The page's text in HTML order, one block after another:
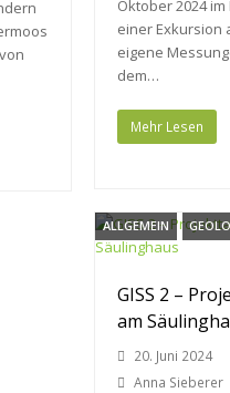
Oktober 2024 im
einer Exkursion
eigene
dem…
Mehr Lesen
ALLGEMEIN
GISS 2 –
am
20. Juni 2024
Anna Sieberer